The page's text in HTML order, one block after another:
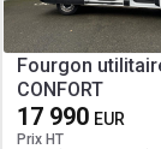
Fourgon
CONFORT
17 990 EUR
Prix HT